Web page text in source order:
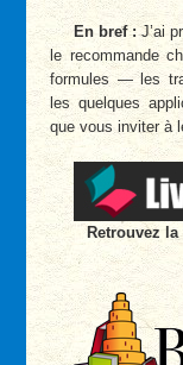
En bref :J’ai
le recommande
formules — les
les quelques
que vous inviter à
Retrouvez